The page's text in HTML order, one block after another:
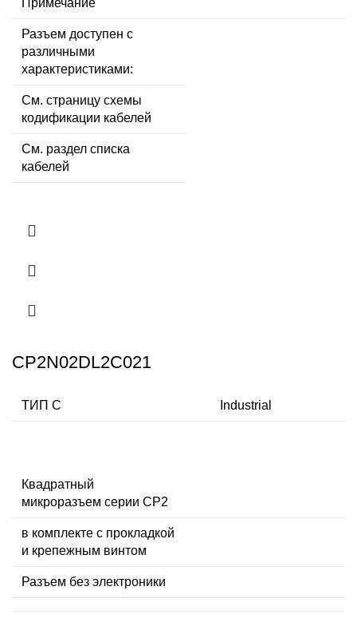
Примечание
Разъем доступен с
различными
характеристиками:
См. страницу схемы
кодификации кабелей
См. раздел списка
кабелей
CP2N02DL2C021
ТИП C Industrial
Квадратный
микроразъем серии CP2
в комплекте с прокладкой
и крепежным винтом
Разъем без электроники